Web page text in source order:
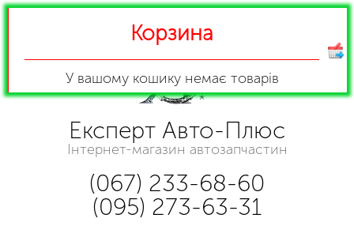
Експерт Авто-Плюс
Інтернет-магазин автозапчастин
(067) 233-68-60
(095) 273-63-31
Корзина
У вашому кошику немає товарів